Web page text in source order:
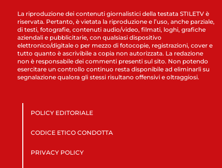
La riproduzione dei contenuti giornalistici della testata STILETV è
riservata. Pertanto, è vietata la riproduzione e l’uso, anche parziale,
di testi, fotografie, contenuti audio/video, filmati, loghi, grafiche
aziendali e pubblicitarie, con qualsiasi dispositivo
elettronico/digitale o per mezzo di fotocopie, registrazioni, cover e
tutto quanto è ascrivibile a copia non autorizzata. La redazione
non è responsabile dei commenti presenti sul sito. Non potendo
esercitare un controllo continuo resta disponibile ad eliminarli su
segnalazione qualora gli stessi risultano offensivi e oltraggiosi.
POLICY EDITORIALE
CODICE ETICO CONDOTTA
PRIVACY POLICY